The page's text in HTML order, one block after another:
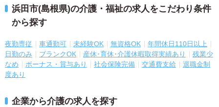
浜田市(島根県)の介護・福祉の求人をこだわり条件
から探す
夜勤専従 車通勤可 未経験OK 無資格OK
年間休日110日以上
日勤のみ
ブランクOK 産休･育休･介護休暇取得実績あり
残業少
なめ
ボーナス・賞与あり 社会保険完備 交通費支給
退職金制
度あり
企業から介護の求人を探す